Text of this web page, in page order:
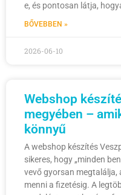
e, és pontosan látja,
BŐVEBBEN »
2026-06-10
Webshop
megyében –
könnyű
A webshop készítés
sikeres, hogy „minden
vevő gyorsan megtalálja,
menni a fizetésig. A